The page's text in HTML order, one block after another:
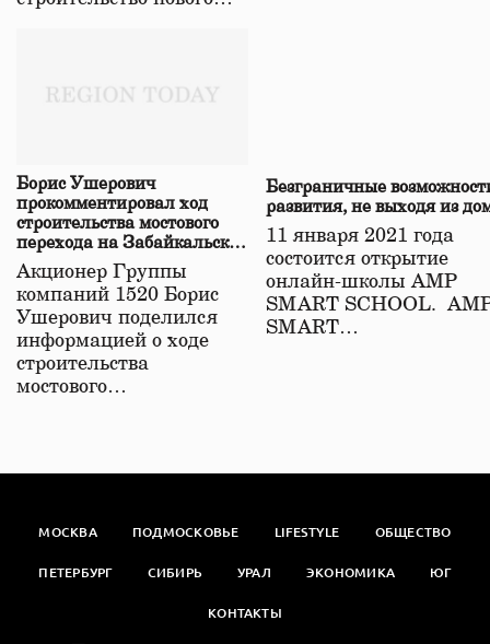
Борис Ушерович
прокомментировал ход
строительства мостового
перехода на Забайкальской
железной дороге
Акционер Группы
компаний 1520 Борис
Ушерович поделился
информацией о ходе
строительства
мостового…
Безграничные
развития, не выходя из
11 января 2021 года
состоится открытие
онлайн-школы АМР
SMART SCHOOL.
SMART…
МОСКВА ПОДМОСКОВЬЕ LIFESTYLE ОБЩЕСТВО
ПЕТЕРБУРГ СИБИРЬ УРАЛ ЭКОНОМИКА ЮГ
КОНТАКТЫ